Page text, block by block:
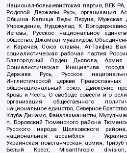
Национал-большевистская партия, ВЕК
Родовой Державы Русь, организация
Община Капища Веды Перуна, Мужская
Учреждение, Нурджулар, К
Иеговы, Русское национальное
общество, Джамаат мувахидов,
и Карачая, Союз славян, Ат-Такфир
социалистическая рабочая партия
Благородный Орден Дьявола, Армия
Социалистическая Инициатива
Держава Русь, Русское
Инглистической церкви Православных
общенациональный союз, Движение
Кровь и Честь, О свободе совести и о
организация общественного
национальное единство, Северное
Клуба Динамо, Файзрахманисты,
п. Боровский Тюменского района
Русского народа Щелковского
национальная ассамблея –
Украинская повстанческая армия,
Белый Крест, Misanthropic division,